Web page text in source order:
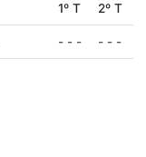
1º T 2º T
- - - - - -